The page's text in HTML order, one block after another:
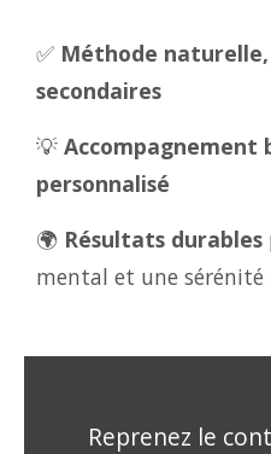
✅ Méthode
secondaires
💡 Accompagnement
personnalisé
🌍 Résultats durables
mental et une sérénité
Reprenez le